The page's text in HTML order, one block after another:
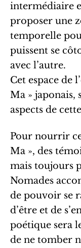
intermédiaire
proposer une
temporelle
puissent se
avec l’autre.
Cet espace de
Ma » japonais,
aspects de
Pour nourrir
Ma », des
mais toujours
Nomades
de pouvoir se
d’être et de
poétique sera
de ne tomber